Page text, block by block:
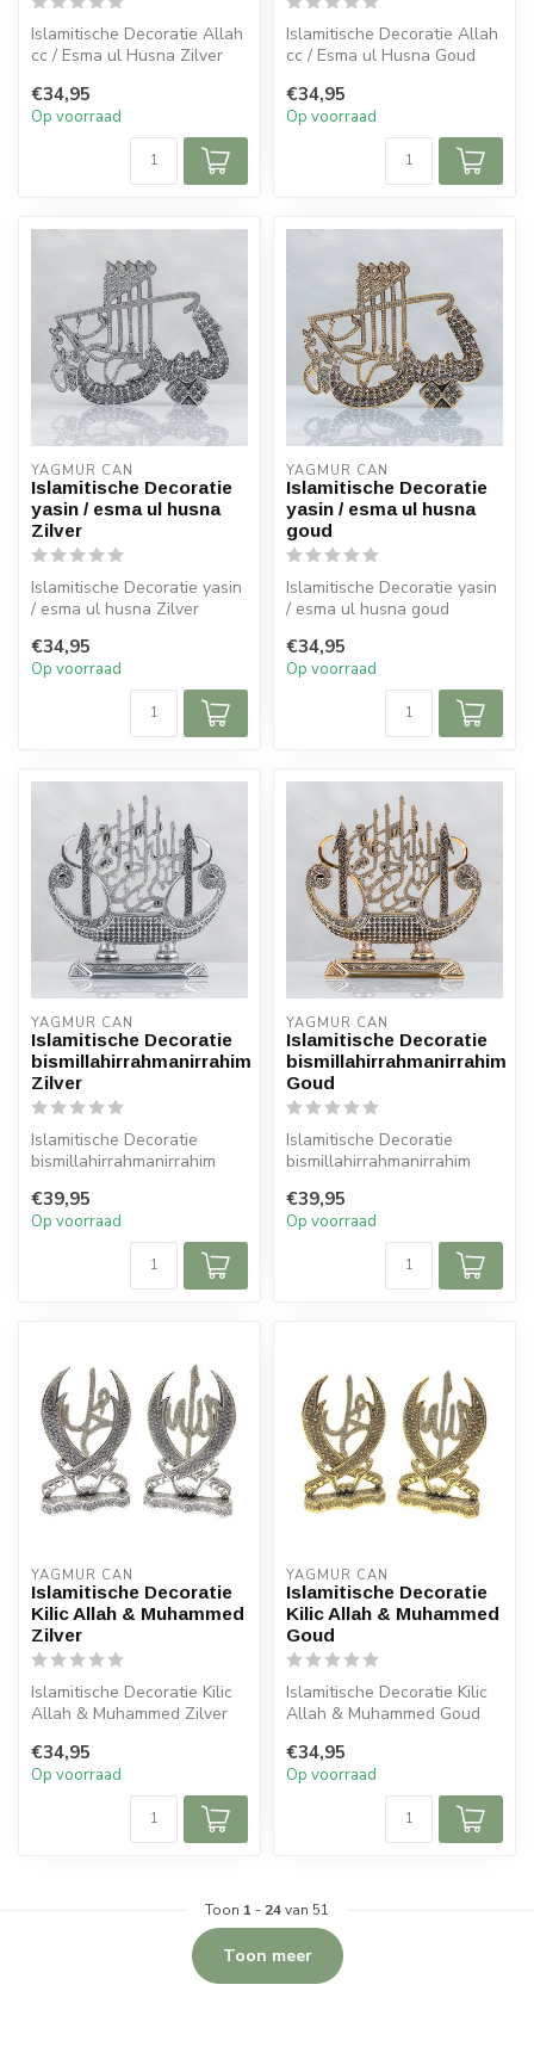
Islamitische Decoratie Allah
cc / Esma ul Husna Zilver
€34,95
Op voorraad
Islamitische Decoratie Allah
cc / Esma ul Husna Goud
€34,95
Op voorraad
YAGMUR CAN
Islamitische Decoratie
yasin / esma ul husna
Zilver
Islamitische Decoratie yasin
/ esma ul husna Zilver
€34,95
Op voorraad
YAGMUR CAN
Islamitische Decoratie
yasin / esma ul husna
goud
Islamitische Decoratie yasin
/ esma ul husna goud
€34,95
Op voorraad
YAGMUR CAN
Islamitische Decoratie
bismillahirrahmanirrahim
Zilver
Islamitische Decoratie
bismillahirrahmanirrahim
Afmeting: 30 cm
€39,95
Op voorraad
YAGMUR CAN
Islamitische Decoratie
bismillahirrahmanirrahim
Goud
Islamitische Decoratie
bismillahirrahmanirrahim
Afmeting: 30 cm
€39,95
Op voorraad
YAGMUR CAN
Islamitische Decoratie
Kilic Allah & Muhammed
Zilver
Islamitische Decoratie Kilic
Allah & Muhammed Zilver
€34,95
Op voorraad
YAGMUR CAN
Islamitische Decoratie
Kilic Allah & Muhammed
Goud
Islamitische Decoratie Kilic
Allah & Muhammed Goud
€34,95
Op voorraad
Toon 1 - 24van 51
Toon meer